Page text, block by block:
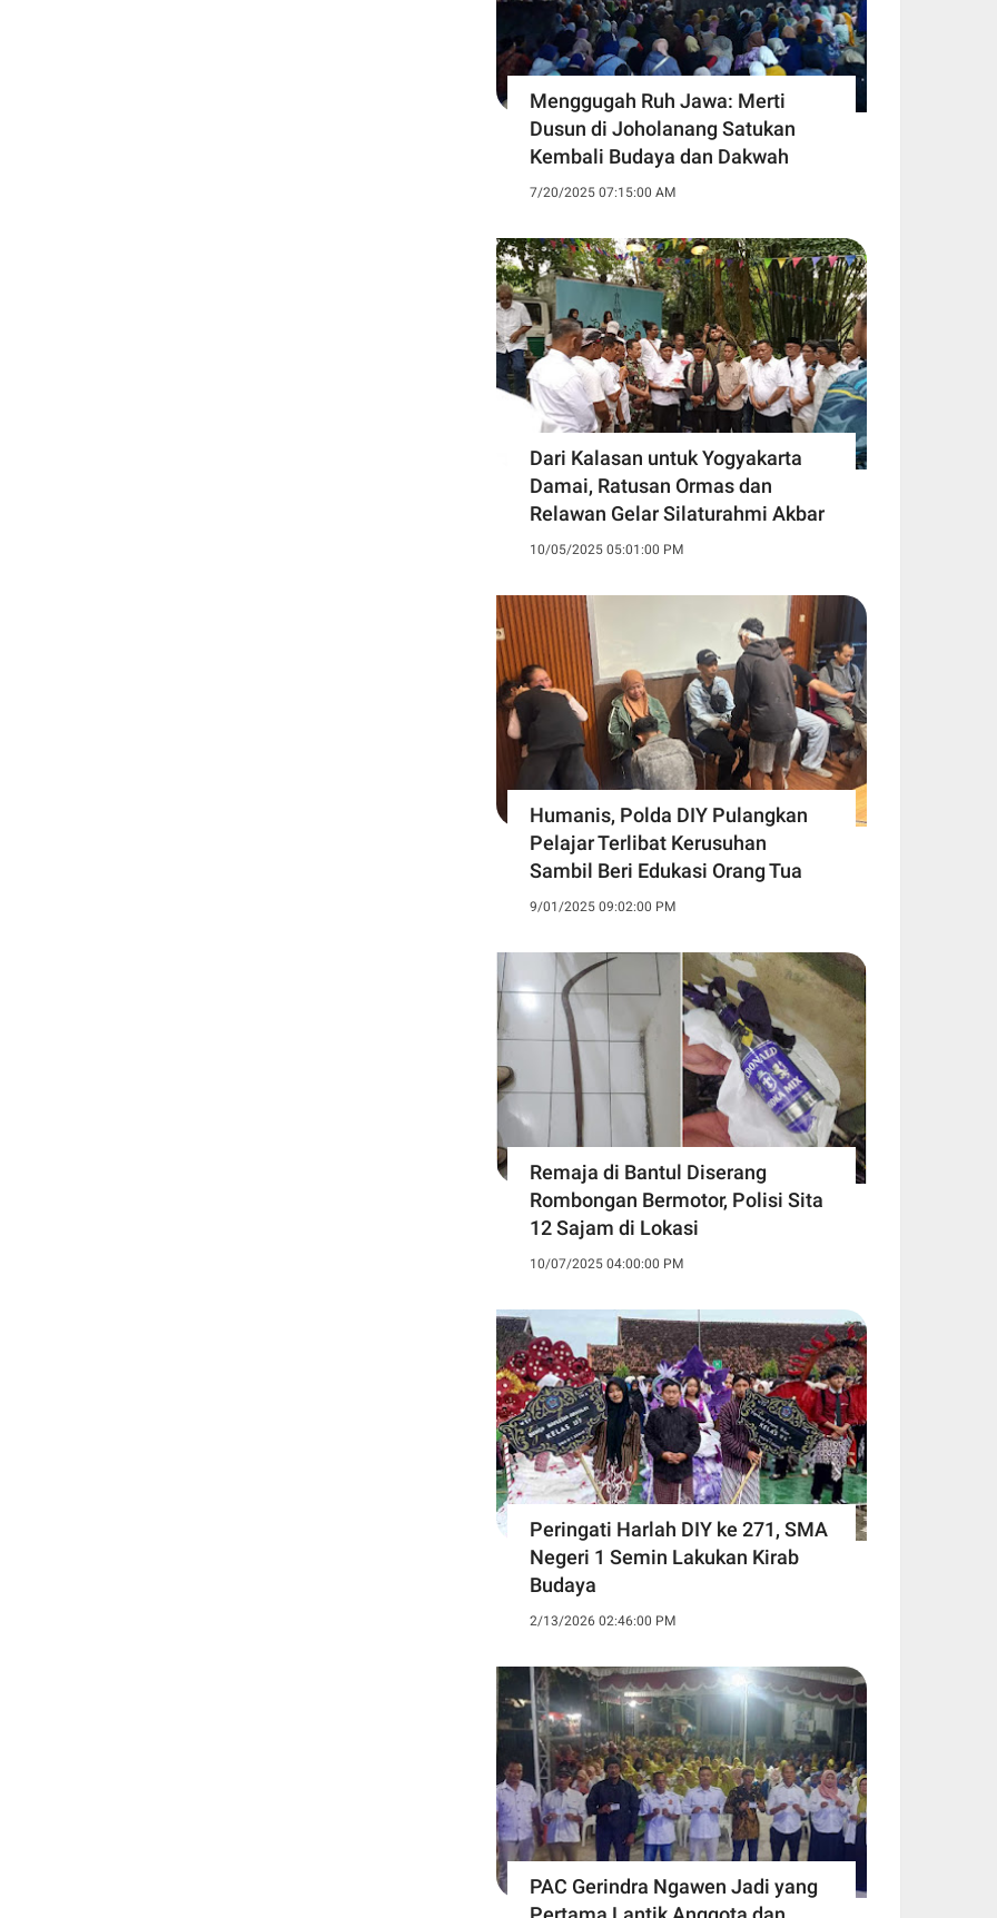
Menggugah Ruh Jawa: Merti
Dusun di Joholanang Satukan
Kembali Budaya dan Dakwah
7/20/2025 07:15:00 AM
Dari Kalasan untuk Yogyakarta
Damai, Ratusan Ormas dan
Relawan Gelar Silaturahmi Akbar
10/05/2025 05:01:00 PM
Humanis, Polda DIY Pulangkan
Pelajar Terlibat Kerusuhan
Sambil Beri Edukasi Orang Tua
9/01/2025 09:02:00 PM
Remaja di Bantul Diserang
Rombongan Bermotor, Polisi Sita
12 Sajam di Lokasi
10/07/2025 04:00:00 PM
Peringati Harlah DIY ke 271, SMA
Negeri 1 Semin Lakukan Kirab
Budaya ‎
2/13/2026 02:46:00 PM
PAC Gerindra Ngawen Jadi yang